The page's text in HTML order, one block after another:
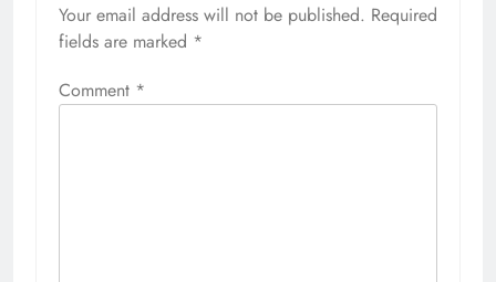
Your email address will not be published. Required
fields are marked *
Comment *